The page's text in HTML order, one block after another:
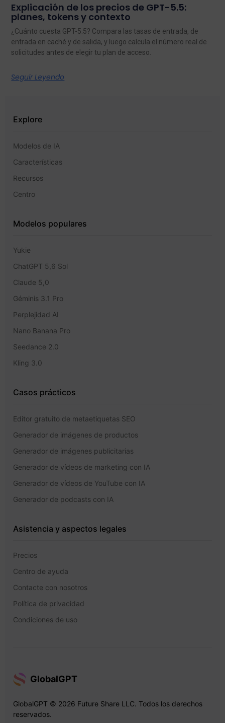
Explicación de los precios de GPT-5.5:
planes, tokens y contexto
¿Cuánto cuesta GPT-5.5? Compara las tasas de entrada, de
entrada en caché y de salida, y luego calcula el número real de
solicitudes antes de elegir tu plan de acceso.
Seguir Leyendo
Explore
Modelos de IA
Características
Recursos
Centro
Modelos populares
Yukie
ChatGPT 5,6 Sol
Claude 5,0
Géminis 3.1 Pro
Perplejidad AI
Nano Banana Pro
Seedance 2.0
Kling 3.0
Casos prácticos
Editor gratuito de metaetiquetas SEO
Generador de imágenes de productos
Generador de imágenes publicitarias
Generador de vídeos de marketing con IA
Generador de vídeos de YouTube con IA
Generador de podcasts con IA
Asistencia y aspectos legales
Precios
Centro de ayuda
Contacte con nosotros
Política de privacidad
Condiciones de uso
GlobalGPT
GlobalGPT © 2026 Future Share LLC. Todos los derechos
reservados.